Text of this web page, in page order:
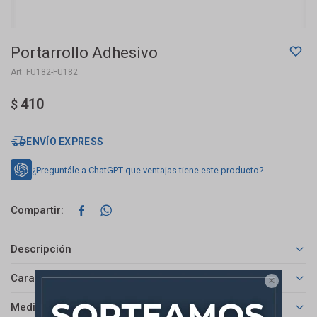

Portarrollo Adhesivo
FU182-FU182
$ 410
ENVÍO EXPRESS
¿Preguntále a ChatGPT que ventajas tiene este producto?
 
Descripción
Características
Medios de pago